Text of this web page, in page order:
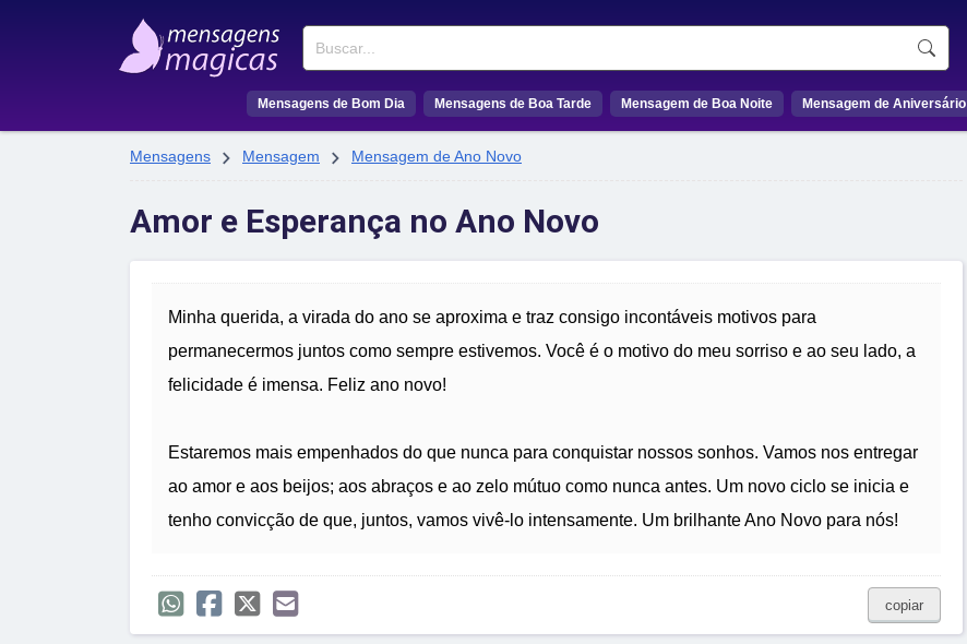
Buscar
Mensagens de Bom Dia Mensagens de Boa Tarde Mensagem de Boa Noite Mensagem de Aniversário
Mensagens  Mensagem  Mensagem de Ano Novo
Amor e Esperança no Ano Novo
Minha querida, a virada do ano se aproxima e traz consigo incontáveis motivos para
permanecermos juntos como sempre estivemos. Você é o motivo do meu sorriso e ao seu lado, a
felicidade é imensa. Feliz ano novo!
Estaremos mais empenhados do que nunca para conquistar nossos sonhos. Vamos nos entregar
ao amor e aos beijos; aos abraços e ao zelo mútuo como nunca antes. Um novo ciclo se inicia e
tenho convicção de que, juntos, vamos vivê-lo intensamente. Um brilhante Ano Novo para nós!
copiar